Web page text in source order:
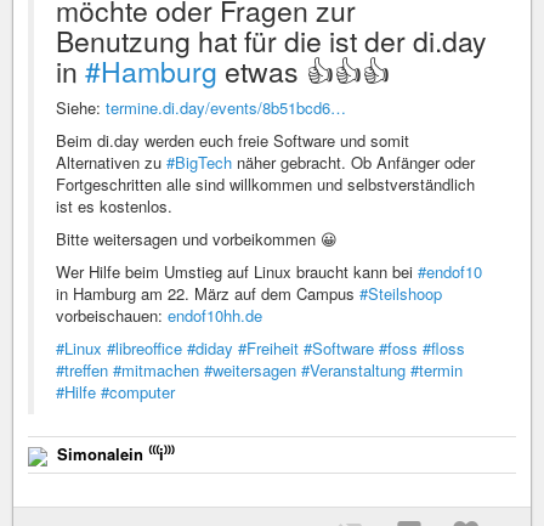
möchte oder Fragen zur
Benutzung hat für die ist der di.day
in #Hamburg etwas 👍👍👍
Siehe: termine.di.day/events/8b51bcd6…
Beim di.day werden euch freie Software und somit
Alternativen zu #BigTech näher gebracht. Ob Anfänger oder
Fortgeschritten alle sind willkommen und selbstverständlich
ist es kostenlos.
Bitte weitersagen und vorbeikommen 😀
Wer Hilfe beim Umstieg auf Linux braucht kann bei #endof10
in Hamburg am 22. März auf dem Campus #Steilshoop
vorbeischauen: endof10hh.de
#Linux #libreoffice #diday #Freiheit #Software #foss #floss
#treffen #mitmachen #weitersagen #Veranstaltung #termin
#Hilfe #computer
Simonalein ⁽⁽⁽i⁾⁾⁾